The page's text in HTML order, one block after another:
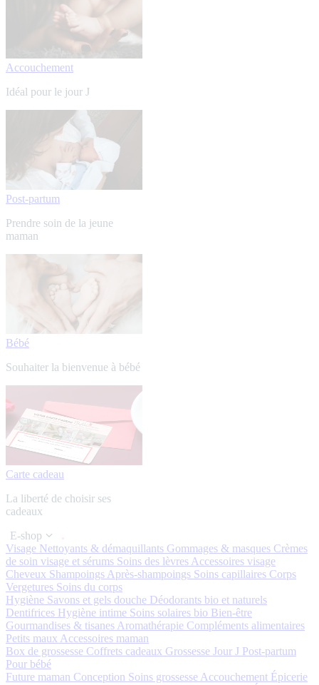
Accouchement
Idéal pour le jour J
Post-partum
Prendre soin de la jeune
maman
Bébé
Souhaiter la bienvenue à bébé
Carte cadeau
La liberté de choisir ses
cadeaux
E-shop
Visage Nettoyants & démaquillants Gommages & masques Crèmes
de soin visage et sérums Soins des lèvres Accessoires visage
Cheveux Shampoings Après-shampoings Soins capillaires Corps
Vergetures Soins du corps
Hygiène Savons et gels douche Déodorants bio et naturels
Dentifrices Hygiène intime Soins solaires bio Bien-être
Gourmandises & tisanes Aromathérapie Compléments alimentaires
Petits maux Accessoires maman
Box de grossesse Coffrets cadeaux Grossesse Jour J Post-partum
Pour bébé
Future maman Conception Soins grossesse Accouchement Épicerie